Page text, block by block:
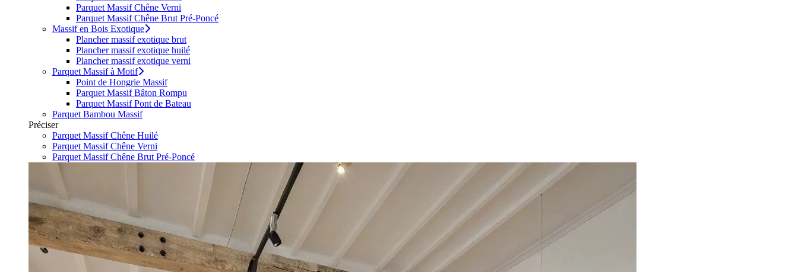
Parquet Massif Chêne Verni
Parquet Massif Chêne Brut Pré-Poncé
Massif en Bois Exotique
Plancher massif exotique brut
Plancher massif exotique huilé
Plancher massif exotique verni
Parquet Massif à Motif
Point de Hongrie Massif
Parquet Massif Bâton Rompu
Parquet Massif Pont de Bateau
Parquet Bambou Massif
Préciser
Parquet Massif Chêne Huilé
Parquet Massif Chêne Verni
Parquet Massif Chêne Brut Pré-Poncé